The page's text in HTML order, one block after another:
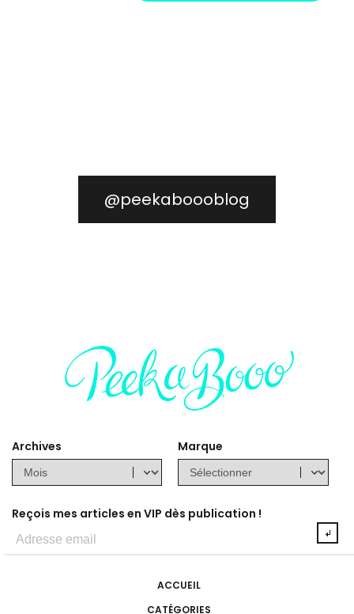
@peekaboooblog
Archives Marque
Reçois mes articles en VIP dès publication !
ACCUEIL
CATÉGORIES